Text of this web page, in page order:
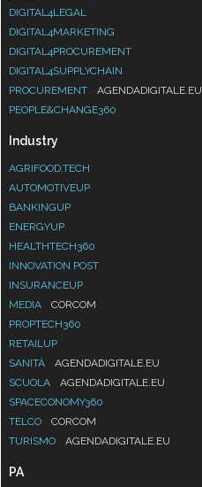
DIGITAL4LEGAL
DIGITAL4MARKETING
DIGITAL4PROCUREMENT
DIGITAL4SUPPLYCHAIN
PROCUREMENT
AGENDADIGITALE.EU
PEOPLE&CHANGE360
Industry
AGRIFOOD.TECH
AUTOMOTIVEUP
BANKINGUP
ENERGYUP
HEALTHTECH360
INNOVATION POST
INSURANCEUP
MEDIA
CORCOM
PROPTECH360
RETAILUP
SANITÀ
AGENDADIGITALE.EU
SCUOLA
AGENDADIGITALE.EU
SPACECONOMY360
TELCO
CORCOM
TURISMO
AGENDADIGITALE.EU
PA